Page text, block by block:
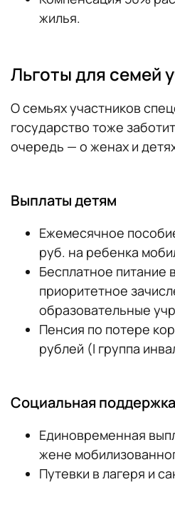
жилья.
Льготы для семей
О семьях участников
государство тоже
очередь — о женах и
Выплаты детям
Ежемесячное
руб. на ребенка
Бесплатное питание
приоритетное
образовательные
Пенсия по потере
рублей (I группа
Социальная поддержка
Единовременная
жене
Путевки в лагеря и